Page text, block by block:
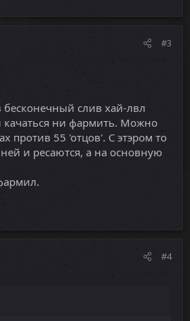
#3
бесконечный слив хай-лвл
ни фармить. Можно
против 55 'отцов'. С этэром то
и ресаются, а на основную
#4